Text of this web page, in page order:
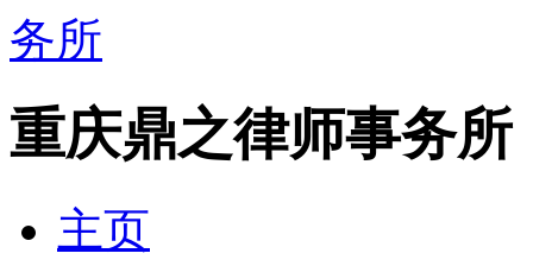
重庆鼎之律师事务所
主页